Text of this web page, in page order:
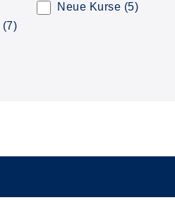
(7)
Neue Kurse (5)